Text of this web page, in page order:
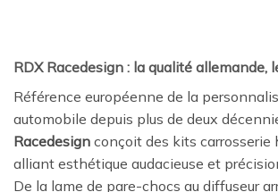
RDX Racedesign : la qualité allemande,
Référence européenne de la
automobile depuis plus de deux
Racedesign conçoit des kits carrosserie
alliant esthétique audacieuse et
De la lame de pare-chocs au diffuseur